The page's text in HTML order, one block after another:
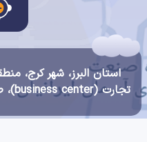
قوانین سیستم مالی و احراز
گواهینامه ها و اعتبارات
شرح مشاغل
فرصت های شغلی
استان البرز، شهر کرج،
تجارت (business center)، طبقه همکف، دیتاسنتر چکاوک